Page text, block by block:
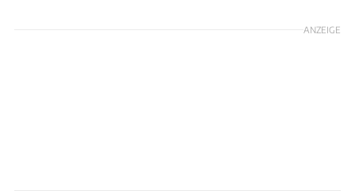
ANZEIGE